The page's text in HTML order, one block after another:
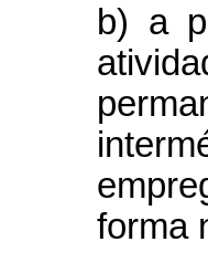
b) a
forma